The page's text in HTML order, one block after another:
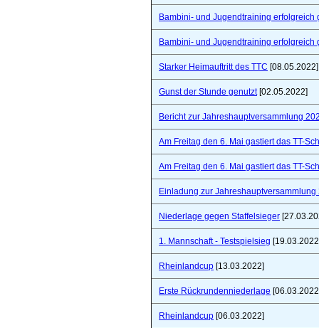
Bambini- und Jugendtraining erfolgreich
Bambini- und Jugendtraining erfolgreich
Starker Heimauftritt des TTC [08.05.2022]
Gunst der Stunde genutzt[02.05.2022]
Bericht zur Jahreshauptversammlung
Am Freitag den 6. Mai gastiert das TT-
Am Freitag den 6. Mai gastiert das TT-
Einladung zur Jahreshauptversammlung
Niederlage gegen Staffelsieger
1. Mannschaft - Testspielsieg
Rheinlandcup [13.03.2022]
Erste Rückrundenniederlage
Rheinlandcup [06.03.2022]